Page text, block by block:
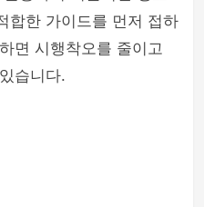
합한 가이드를 먼저 접하
면 시행착오를 줄이고
습니다.